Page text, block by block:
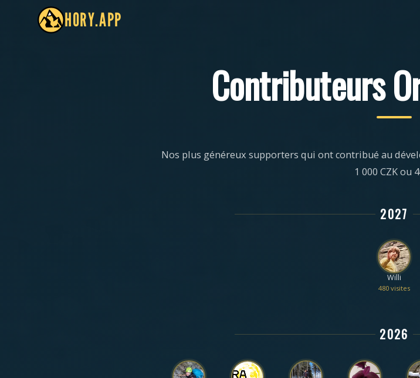
HORY.APP
Contributeurs
Nos plus généreux supporters qui ont contribué au
1 000 CZK ou
2027
Willi
480 visites
2026